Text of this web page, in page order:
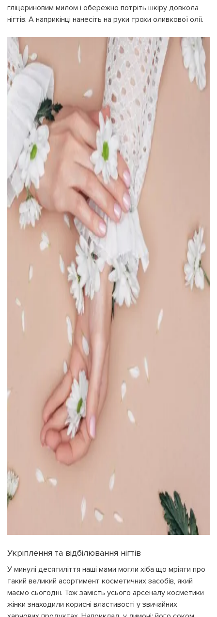
гліцериновим милом і обережно потріть шкіру довкола
нігтів. А наприкінці нанесіть на руки трохи оливкової олії.
Укріплення та відбілювання нігтів
У минулі десятиліття наші мами могли хіба що мріяти про
такий великий асортимент косметичних засобів, який
маємо сьогодні. Тож замість усього арсеналу косметики
жінки знаходили корисні властивості у звичайних